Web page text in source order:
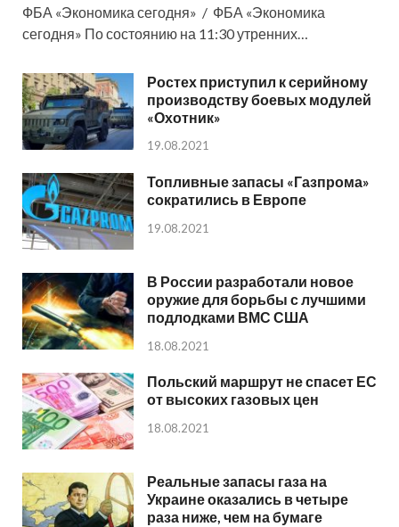
ФБА «Экономика сегодня» / ФБА «Экономика
сегодня» По состоянию на 11:30 утренних…
Ростех приступил к серийному
производству боевых модулей
«Охотник»
19.08.2021
Топливные запасы «Газпрома»
сократились в Европе
19.08.2021
В России разработали новое
оружие для борьбы с лучшими
подлодками ВМС США
18.08.2021
Польский маршрут не спасет ЕС
от высоких газовых цен
18.08.2021
Реальные запасы газа на
Украине оказались в четыре
раза ниже, чем на бумаге